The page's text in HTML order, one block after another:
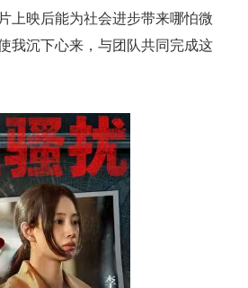
映后能为社会进步带来哪怕微
我沉下心来，与团队共同完成这